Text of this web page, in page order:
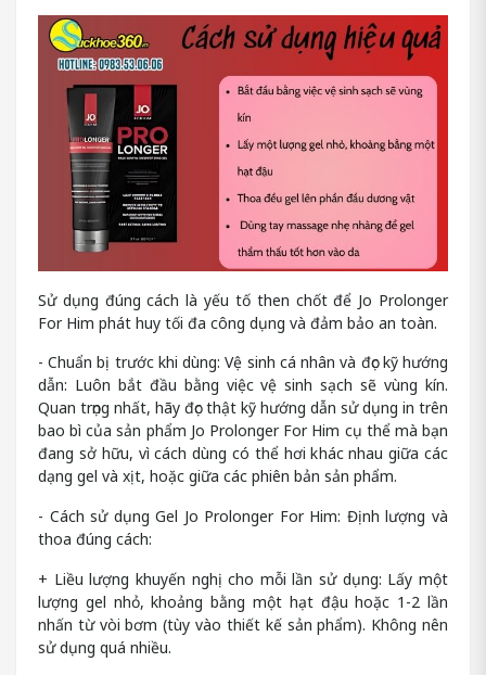
Sử dụng đúng cách là yếu tố then chốt để Jo Prolonger
For Him phát huy tối đa công dụng và đảm bảo an toàn.
- Chuẩn bị trước khi dùng: Vệ sinh cá nhân và đọc kỹ hướng
dẫn: Luôn bắt đầu bằng việc vệ sinh sạch sẽ vùng kín.
Quan trọng nhất, hãy đọc thật kỹ hướng dẫn sử dụng in trên
bao bì của sản phẩm Jo Prolonger For Him cụ thể mà bạn
đang sở hữu, vì cách dùng có thể hơi khác nhau giữa các
dạng gel và xịt, hoặc giữa các phiên bản sản phẩm.
- Cách sử dụng Gel Jo Prolonger For Him: Định lượng và
thoa đúng cách:
+ Liều lượng khuyến nghị cho mỗi lần sử dụng: Lấy một
lượng gel nhỏ, khoảng bằng một hạt đậu hoặc 1-2 lần
nhấn từ vòi bơm (tùy vào thiết kế sản phẩm). Không nên
sử dụng quá nhiều.